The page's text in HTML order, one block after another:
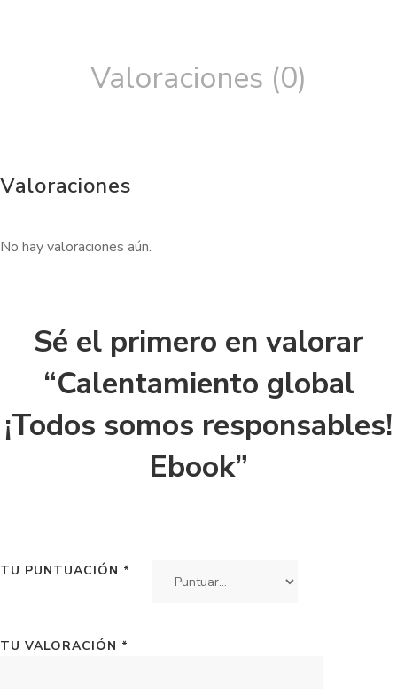
Valoraciones (0)
Valoraciones
No hay valoraciones aún.
Sé el primero en valorar
“Calentamiento global
¡Todos somos responsables!
Ebook”
TU PUNTUACIÓN *
TU VALORACIÓN *